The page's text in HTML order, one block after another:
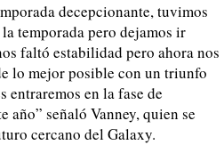
decepcionante, tuvimos
temporada pero dejamos ir
faltó estabilidad pero ahora nos
lo mejor posible con un triunfo
entraremos en la fase de
año” señaló Vanney, quien se
cercano del Galaxy.